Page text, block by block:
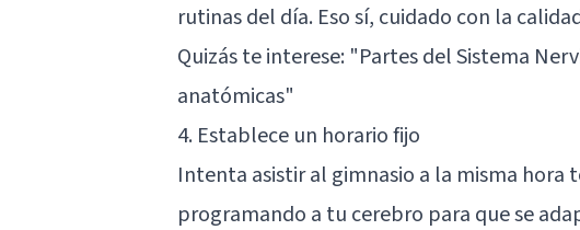
rutinas del día. Eso sí, cuidado con la
Quizás te interese: "Partes del Sistema
anatómicas"
4. Establece un horario fijo
Intenta asistir al gimnasio a la misma hora
programando a tu cerebro para que se